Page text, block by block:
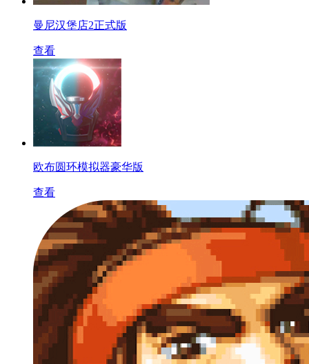
曼尼汉堡店2正式版
查看
欧布圆环模拟器豪华版
查看